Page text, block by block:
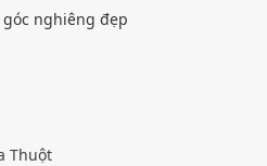
nghiêng đẹp
Thuột